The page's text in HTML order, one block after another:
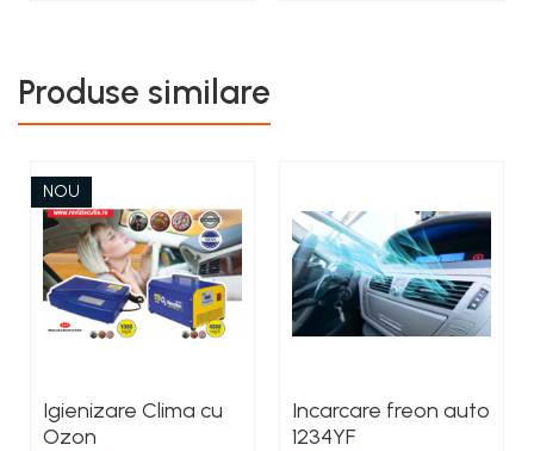
Produse similare
NOU
Igienizare Clima cu
Ozon
Incarcare freon auto
1234YF